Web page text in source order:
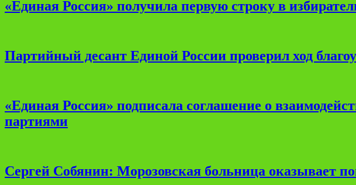
«Единая Россия» получила первую строку в
Партийный десант Единой России проверил ход
«Единая Россия» подписала соглашение о
партиями
Сергей Собянин: Морозовская больница оказывает